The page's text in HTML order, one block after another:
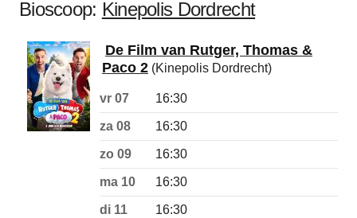
Bioscoop: Kinepolis Dordrecht
De Film van Rutger, Thomas &
Paco 2 (Kinepolis Dordrecht)
vr 07 16:30
za 08 16:30
zo 09 16:30
ma 10 16:30
di 11 16:30